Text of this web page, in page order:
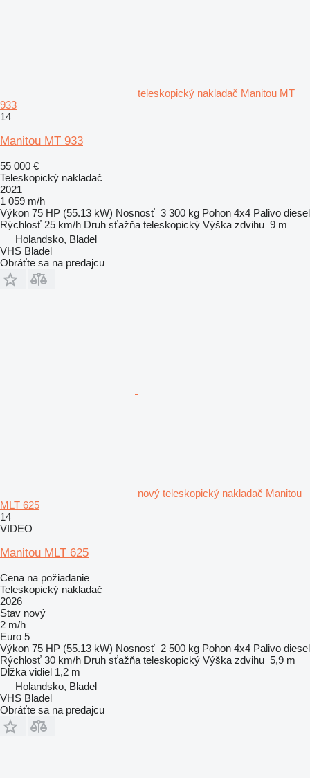
teleskopický nakladač Manitou MT
933
14
Manitou MT 933
55 000 €
Teleskopický nakladač
2021
1 059 m/h
Výkon 75 HP (55.13 kW) Nosnosť 3 300 kg Pohon 4x4 Palivo diesel
Rýchlosť 25 km/h Druh sťažňa teleskopický Výška zdvihu 9 m
Holandsko, Bladel
VHS Bladel
Obráťte sa na predajcu
nový teleskopický nakladač Manitou
MLT 625
14
VIDEO
Manitou MLT 625
Cena na požiadanie
Teleskopický nakladač
2026
Stav nový
2 m/h
Euro 5
Výkon 75 HP (55.13 kW) Nosnosť 2 500 kg Pohon 4x4 Palivo diesel
Rýchlosť 30 km/h Druh sťažňa teleskopický Výška zdvihu 5,9 m
Dĺžka vidiel 1,2 m
Holandsko, Bladel
VHS Bladel
Obráťte sa na predajcu